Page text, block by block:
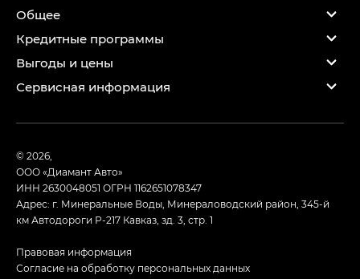
Общее
Кредитные программы
Выгоды и цены
Сервисная информация
© 2026,
ООО «Диамант Авто»
ИНН 2630048051 ОГРН 1162651078347
Адрес: г. Минеральные Воды, Минераловодский район, 345-й
км Автодороги Р-217 Кавказ, зд. 3, стр. 1
Правовая информация
Согласие на обработку персональных данных